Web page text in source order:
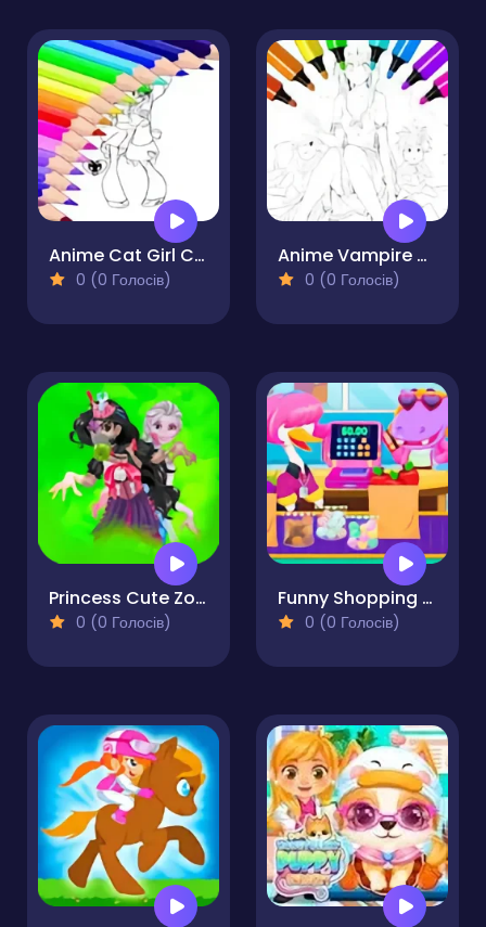
Anime Cat Girl Coloring Pages
0 (0 Голосів)
Anime Vampire Girl Coloring Pages
0 (0 Голосів)
Princess Cute Zombies April Fun
0 (0 Голосів)
Funny Shopping Supermarket
0 (0 Голосів)